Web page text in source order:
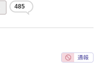
485